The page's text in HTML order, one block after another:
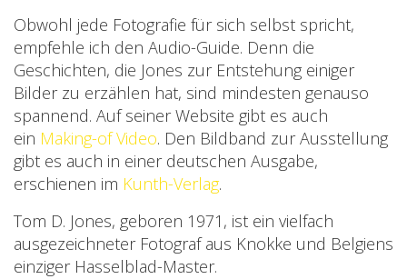
Obwohl jede Fotografie für sich selbst spricht,
empfehle ich den Audio-Guide. Denn die
Geschichten, die Jones zur Entstehung einiger
Bilder zu erzählen hat, sind mindesten genauso
spannend. Auf seiner Website gibt es auch
ein Making-of Video. Den Bildband zur Ausstellung
gibt es auch in einer deutschen Ausgabe,
erschienen im Kunth-Verlag.
Tom D. Jones, geboren 1971, ist ein vielfach
ausgezeichneter Fotograf aus Knokke und Belgiens
einziger Hasselblad-Master.